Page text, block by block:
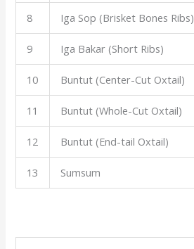
8 Iga Sop (Brisket Bones Ribs)
9 Iga Bakar (Short Ribs)
10 Buntut (Center-Cut Oxtail)
11 Buntut (Whole-Cut Oxtail)
12 Buntut (End-tail Oxtail)
13 Sumsum